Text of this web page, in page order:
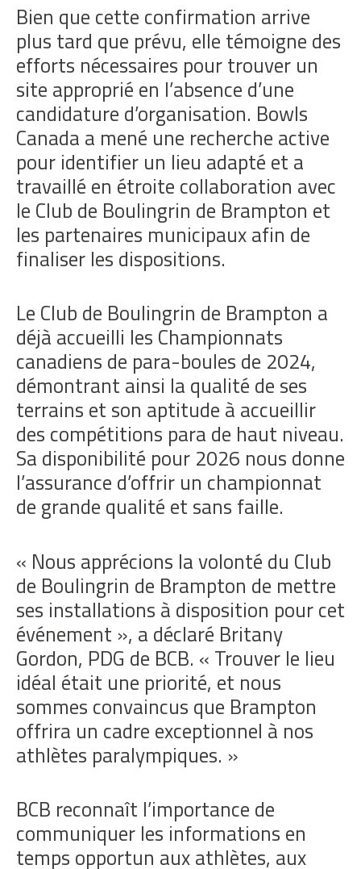
Bien que cette confirmation arrive
plus tard que prévu, elle témoigne des
efforts nécessaires pour trouver un
site approprié en l’absence d’une
candidature d’organisation. Bowls
Canada a mené une recherche active
pour identifier un lieu adapté et a
travaillé en étroite collaboration avec
le Club de Boulingrin de Brampton et
les partenaires municipaux afin de
finaliser les dispositions.
Le Club de Boulingrin de Brampton a
déjà accueilli les Championnats
canadiens de para-boules de 2024,
démontrant ainsi la qualité de ses
terrains et son aptitude à accueillir
des compétitions para de haut niveau.
Sa disponibilité pour 2026 nous donne
l’assurance d’offrir un championnat
de grande qualité et sans faille.
« Nous apprécions la volonté du Club
de Boulingrin de Brampton de mettre
ses installations à disposition pour cet
événement », a déclaré Britany
Gordon, PDG de BCB. « Trouver le lieu
idéal était une priorité, et nous
sommes convaincus que Brampton
offrira un cadre exceptionnel à nos
athlètes paralympiques. »
BCB reconnaît l’importance de
communiquer les informations en
temps opportun aux athlètes, aux